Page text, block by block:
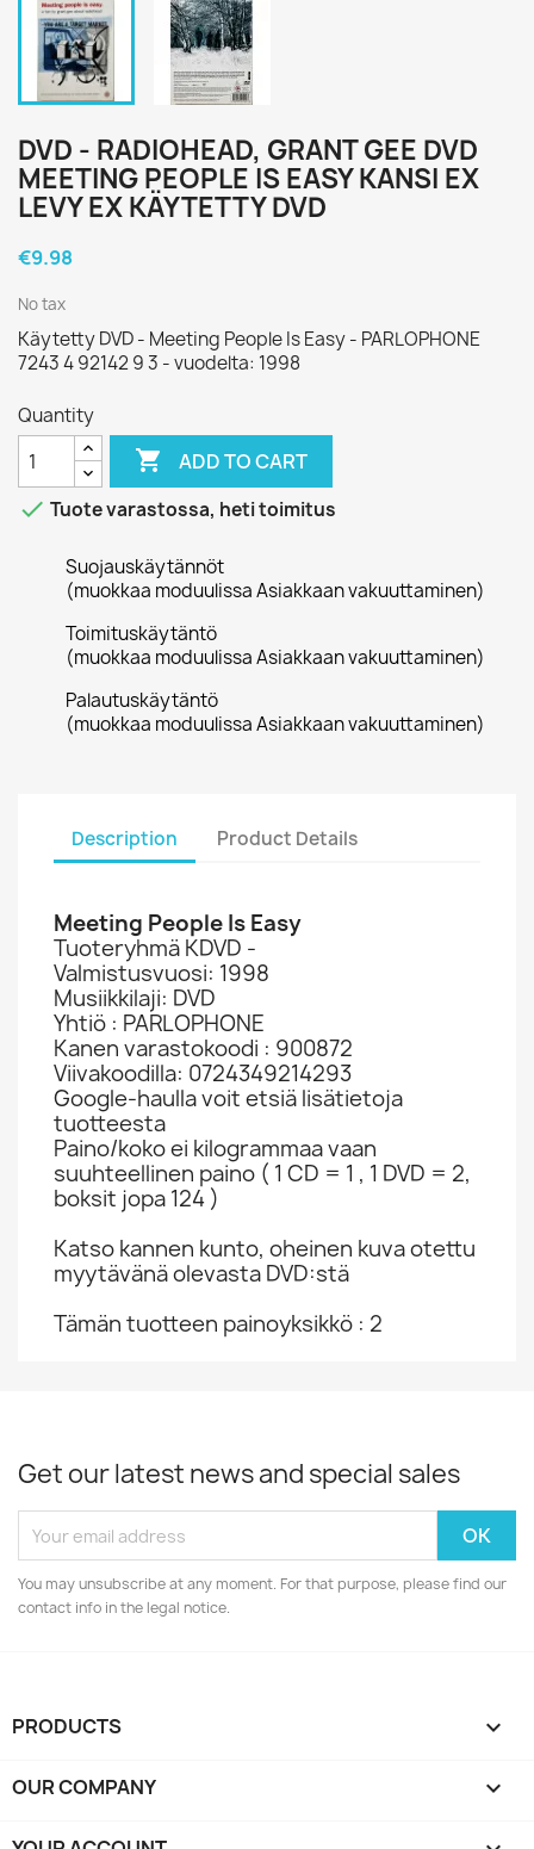
DVD - RADIOHEAD, GRANT GEE DVD
MEETING PEOPLE IS EASY KANSI EX
LEVY EX KÄYTETTY DVD
€9.98
No tax
Käytetty DVD - Meeting People Is Easy - PARLOPHONE
7243 4 92142 9 3 - vuodelta: 1998
Quantity
 ADD TO CART
 Tuote varastossa, heti toimitus
Suojauskäytännöt
(muokkaa moduulissa Asiakkaan vakuuttaminen)
Toimituskäytäntö
(muokkaa moduulissa Asiakkaan vakuuttaminen)
Palautuskäytäntö
(muokkaa moduulissa Asiakkaan vakuuttaminen)
Description Product Details
Meeting People Is Easy
Tuoteryhmä KDVD -
Valmistusvuosi: 1998
Musiikkilaji: DVD
Yhtiö : PARLOPHONE
Kanen varastokoodi : 900872
Viivakoodilla: 0724349214293
Google-haulla voit etsiä lisätietoja
tuotteesta
Paino/koko ei kilogrammaa vaan
suuhteellinen paino ( 1 CD = 1 , 1 DVD = 2,
boksit jopa 124 )
Katso kannen kunto, oheinen kuva otettu
myytävänä olevasta DVD:stä
Tämän tuotteen painoyksikkö : 2
Get our latest news and special sales
You may unsubscribe at any moment. For that purpose, please find our
contact info in the legal notice.
PRODUCTS 
OUR COMPANY 